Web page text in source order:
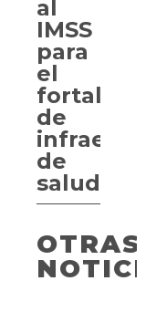
al
IMSS
para
el
de
de
salud
OTRAS